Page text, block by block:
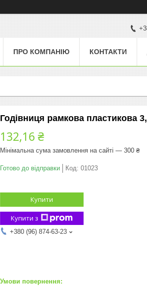
ПРО КОМПАНІЮ КОНТАКТИ
Годівниця рамкова пластикова
132,16 ₴
Мінімальна сума замовлення на сайті — 300 ₴
Готово до відправки Код: 01023
Купити
Купити з
+380 (96) 874-63-23